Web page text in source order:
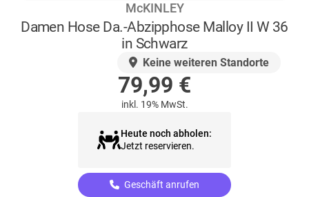
McKINLEY
Damen Hose Da.-Abzipphose Malloy II W 36
in Schwarz
Keine weiteren Standorte
79,99 €
inkl. 19% MwSt.
Heute noch abholen:
Jetzt reservieren.
Geschäft anrufen